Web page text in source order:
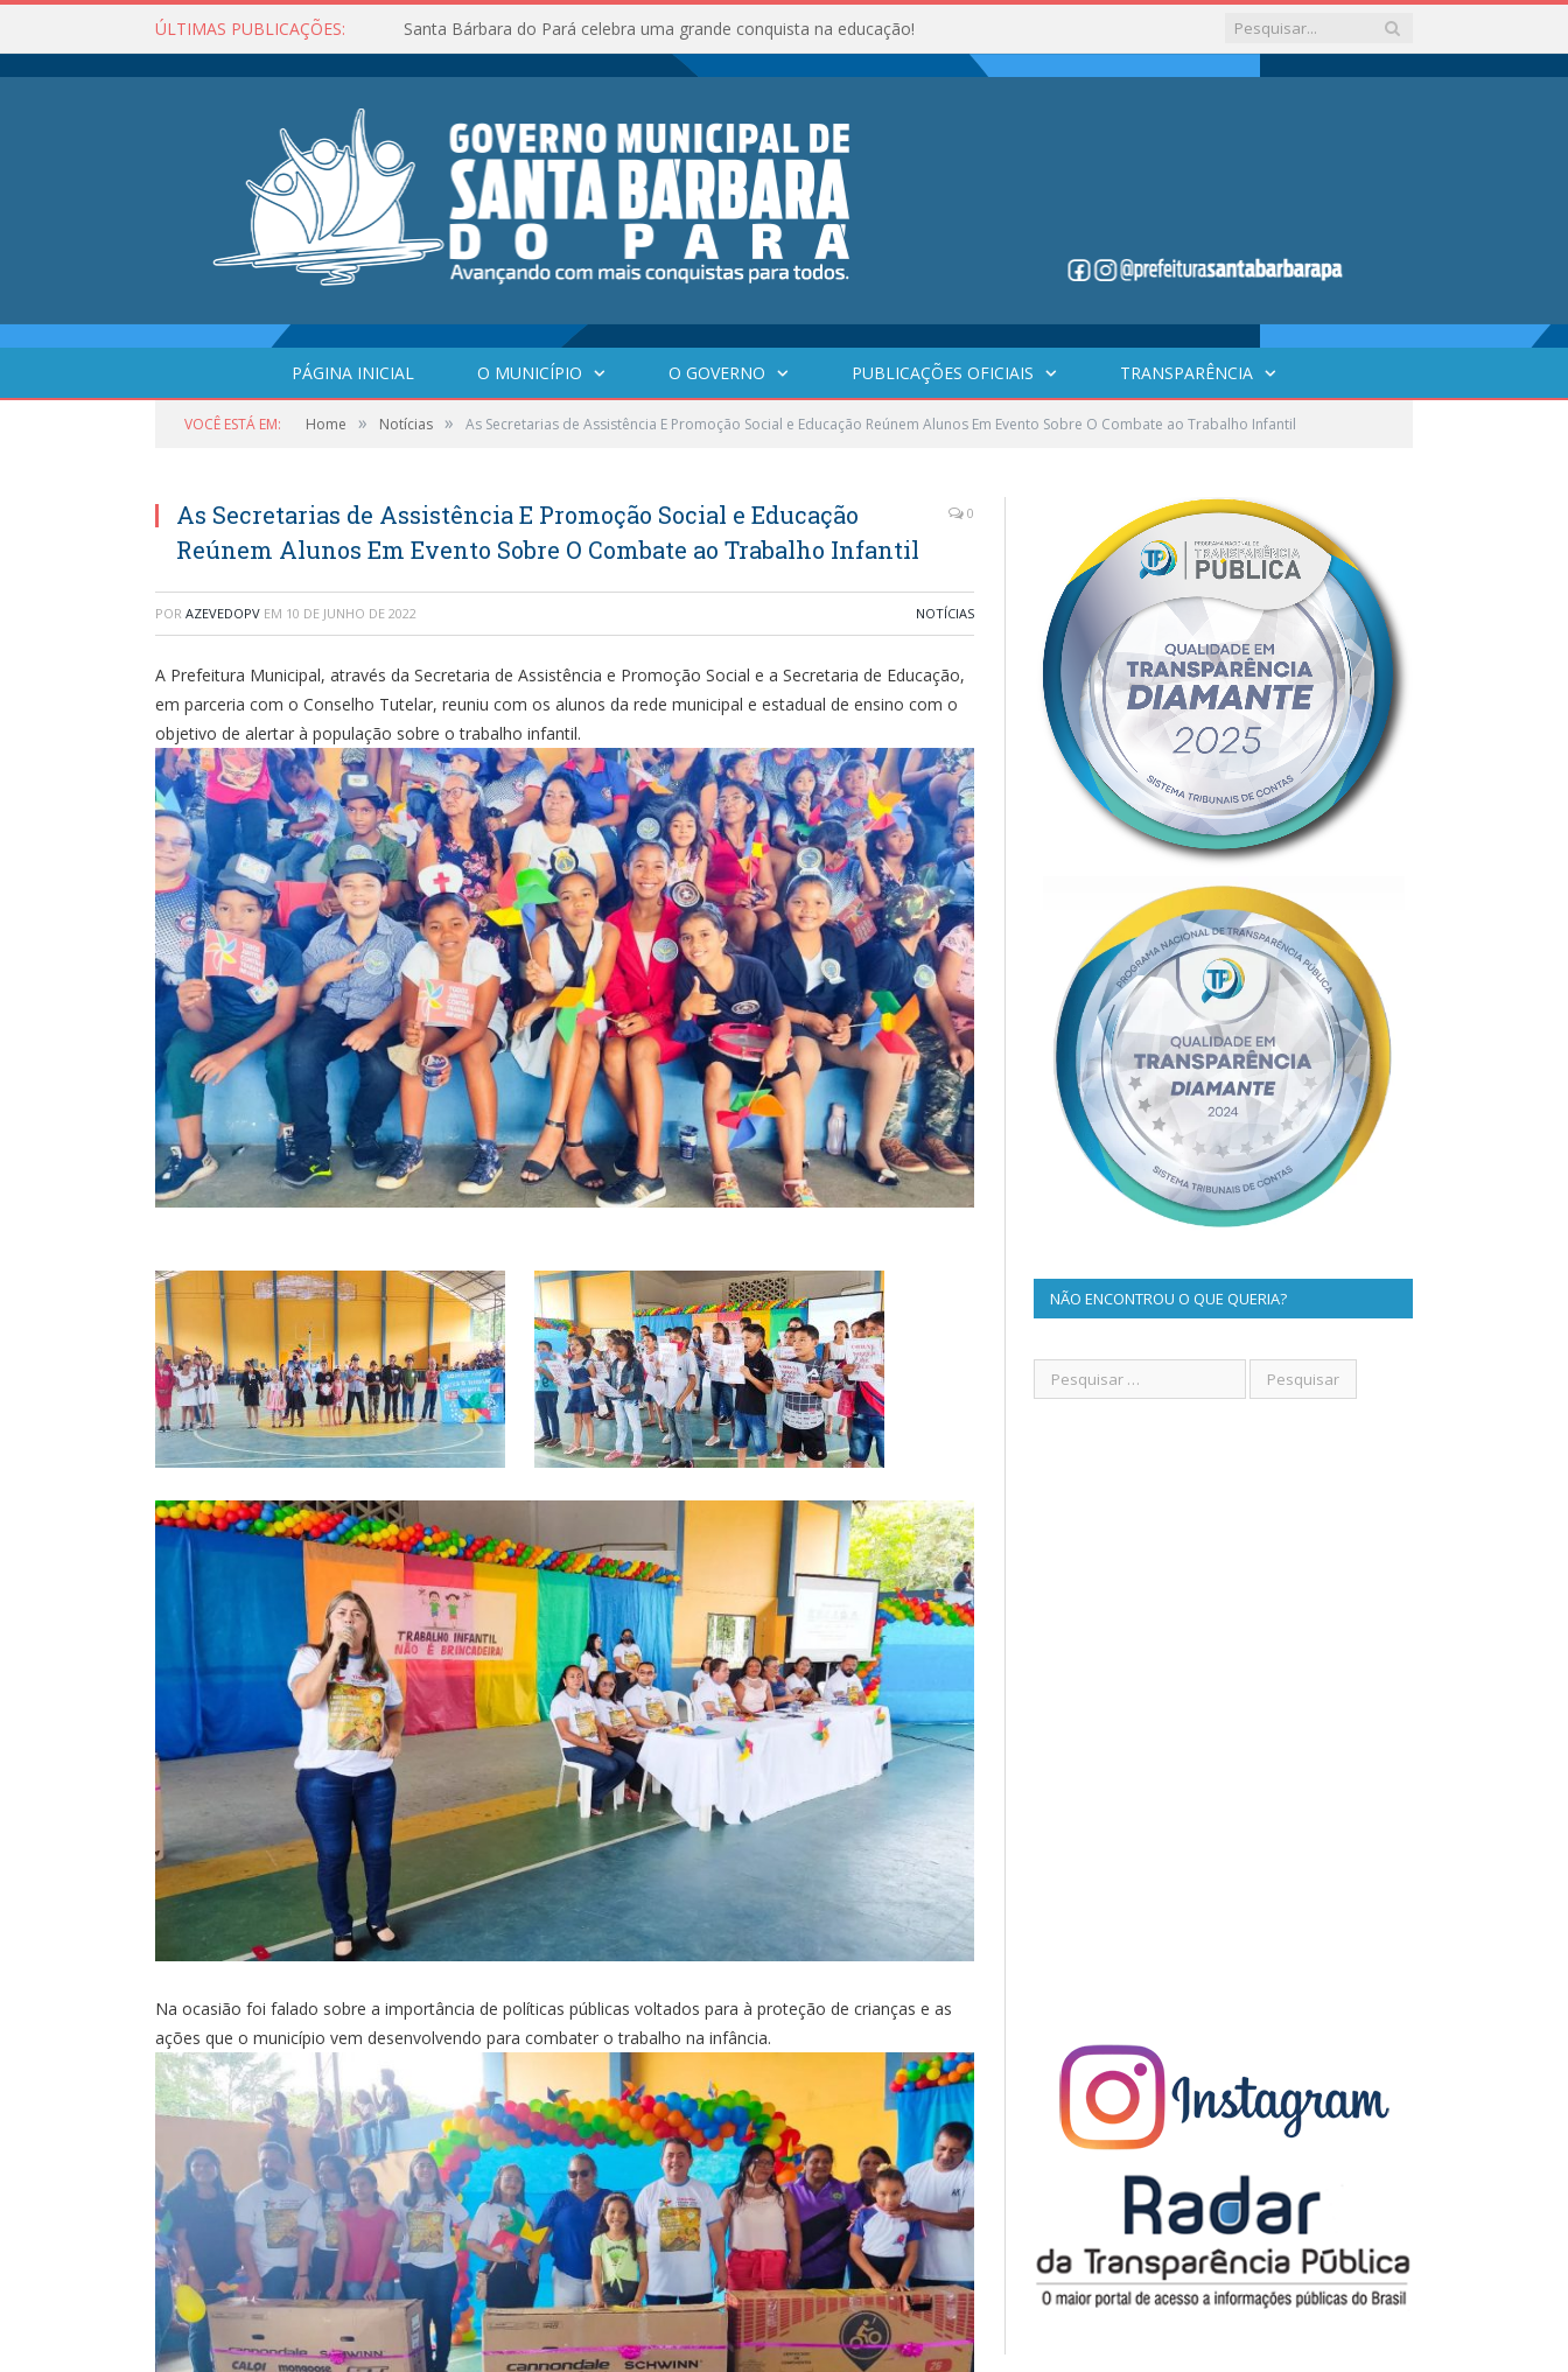
ÚLTIMAS PUBLICAÇÕES: Santa Bárbara do Pará celebra uma grande conquista na educação!
PÁGINA INICIAL O MUNICÍPIO O GOVERNO PUBLICAÇÕES OFICIAIS TRANSPARÊNCIA
VOCÊ ESTÁ EM: Home » Notícias » As Secretarias de Assistência E Promoção Social e Educação Reúnem Alunos Em Evento Sobre O Combate ao Trabalho Infantil
As Secretarias de Assistência E Promoção Social e Educação
Reúnem Alunos Em Evento Sobre O Combate ao Trabalho Infantil
0
POR AZEVEDOPV EM 10 DE JUNHO DE 2022 NOTÍCIAS
A Prefeitura Municipal, através da Secretaria de Assistência e Promoção Social e a Secretaria de Educação,
em parceria com o Conselho Tutelar, reuniu com os alunos da rede municipal e estadual de ensino com o
objetivo de alertar à população sobre o trabalho infantil.
Na ocasião foi falado sobre a importância de políticas públicas voltados para à proteção de crianças e as
ações que o município vem desenvolvendo para combater o trabalho na infância.
NÃO ENCONTROU O QUE QUERIA?